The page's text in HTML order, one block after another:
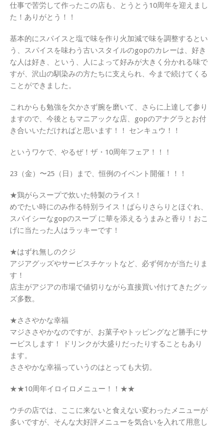
仕事で苦労して作ったこの店も、とうとう10周年を迎えまし
た！ありがとう！！
基本的にスパイスと塩で味を作り火加減で味を調整するとい
う、スパイスを味わう古いスタイルのgopのカレーは、好き
な人は好き、という、人によって好みが大きく分かれる味で
すが、沢山の馴染みの方たちに支えられ、今まで続けてくる
ことができました。
これからも勉強を欠かさず腕を磨いて、さらに上達して参り
ますので、今後ともマニアックな店、gopのアナグラとお付
き合いいただければと思います！！ センキュウ！！
というワケで、やるぜ！ザ・10周年フェア！！！
23（金）〜25（日）まで、恒例のイベント開催！！！
★鶏がらスープで炊いた特製のライス！
めでたい時にのみ作る特別ライス！ぱらりさらりとほぐれ、
スパイシーなgopのスープ に華を添えるうまみと香り！おこ
げに当たった人はラッキーです！
★はずれ無しのクジ
アジアグッズやサービスチケットなど、必ず何かが当たりま
す！
店主がアジアの市場で値切りながら直接買い付けてきたグッ
ズ多数。
★ささやかな幸福
マジささやかなのですが、お菓子やトッピングなど勝手にサ
ービスします！ ドリンクが大盛りだったりすることもあり
ます。
ささやかな幸福っていうのはとっても大切。
★★10周年イロイロメニュー！！★★
ウチの店では、ここに来ないと食えない変わったメニューが
多いですが、そんな大好評メニューを気合いを入れて用意し